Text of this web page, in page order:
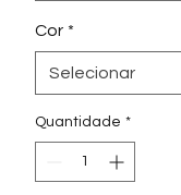
Cor *
Selecionar
Quantidade *